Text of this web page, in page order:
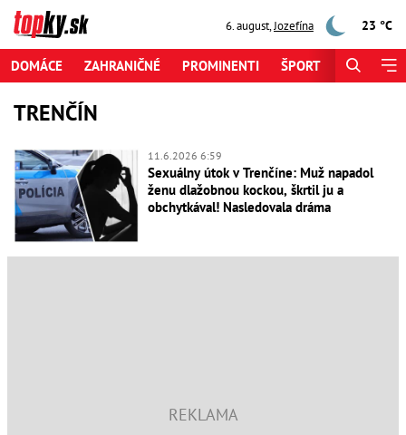
6. august,Jozefína 23 °C
DOMÁCE ZAHRANIČNÉ PROMINENTI ŠPORT
TRENČÍN
11.6.2026 6:59
Sexuálny útok v Trenčíne: Muž napadol
ženu dlažobnou kockou, škrtil ju a
obchytkával! Nasledovala dráma